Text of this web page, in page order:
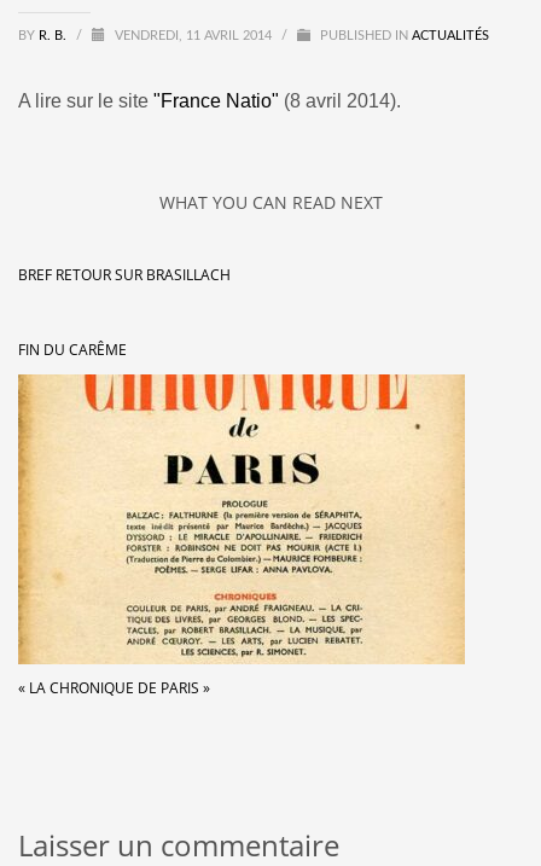
BY R. B. / VENDREDI, 11 AVRIL 2014 / PUBLISHED IN ACTUALITÉS
A lire sur le site "France Natio" (8 avril 2014).
WHAT YOU CAN READ NEXT
BREF RETOUR SUR BRASILLACH
FIN DU CARÊME
« LA CHRONIQUE DE PARIS »
Laisser un commentaire